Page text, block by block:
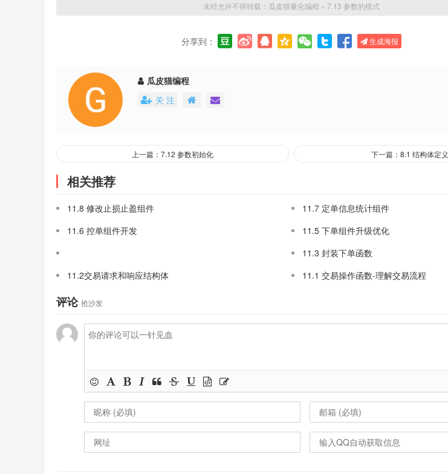
未经允许不得转载： 瓜皮猫量化编程 » 7.13 参数的模式
分享到： 生成海报
瓜皮猫编程
关 注
上一篇：7.12 参数初始化 下一篇：8.1 结构体定义
相关推荐
11.8 修改止损止盈组件
11.7 定单信息统计组件
11.6 控单组件开发
11.5 下单组件升级优化
11.3 封装下单函数
11.2交易请求和响应结构体
11.1 交易操作函数-理解交易流程
评论 抢沙发